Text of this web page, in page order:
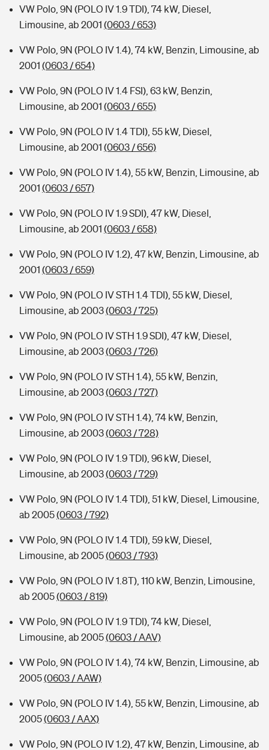
VW Polo, 9N (POLO IV 1.9 TDI), 74 kW, Diesel,
Limousine, ab 2001 (0603 / 653)
VW Polo, 9N (POLO IV 1.4), 74 kW, Benzin, Limousine, ab
2001 (0603 / 654)
VW Polo, 9N (POLO IV 1.4 FSI), 63 kW, Benzin,
Limousine, ab 2001 (0603 / 655)
VW Polo, 9N (POLO IV 1.4 TDI), 55 kW, Diesel,
Limousine, ab 2001 (0603 / 656)
VW Polo, 9N (POLO IV 1.4), 55 kW, Benzin, Limousine, ab
2001 (0603 / 657)
VW Polo, 9N (POLO IV 1.9 SDI), 47 kW, Diesel,
Limousine, ab 2001 (0603 / 658)
VW Polo, 9N (POLO IV 1.2), 47 kW, Benzin, Limousine, ab
2001 (0603 / 659)
VW Polo, 9N (POLO IV STH 1.4 TDI), 55 kW, Diesel,
Limousine, ab 2003(0603 / 725)
VW Polo, 9N (POLO IV STH 1.9 SDI), 47 kW, Diesel,
Limousine, ab 2003(0603 / 726)
VW Polo, 9N (POLO IV STH 1.4), 55 kW, Benzin,
Limousine, ab 2003(0603 / 727)
VW Polo, 9N (POLO IV STH 1.4), 74 kW, Benzin,
Limousine, ab 2003(0603 / 728)
VW Polo, 9N (POLO IV 1.9 TDI), 96 kW, Diesel,
Limousine, ab 2003(0603 / 729)
VW Polo, 9N (POLO IV 1.4 TDI), 51 kW, Diesel, Limousine,
ab 2005(0603 / 792)
VW Polo, 9N (POLO IV 1.4 TDI), 59 kW, Diesel,
Limousine, ab 2005(0603 / 793)
VW Polo, 9N (POLO IV 1.8T), 110 kW, Benzin, Limousine,
ab 2005(0603 / 819)
VW Polo, 9N (POLO IV 1.9 TDI), 74 kW, Diesel,
Limousine, ab 2005(0603 / AAV)
VW Polo, 9N (POLO IV 1.4), 74 kW, Benzin, Limousine, ab
2005(0603 / AAW)
VW Polo, 9N (POLO IV 1.4), 55 kW, Benzin, Limousine, ab
2005(0603 / AAX)
VW Polo, 9N (POLO IV 1.2), 47 kW, Benzin, Limousine, ab